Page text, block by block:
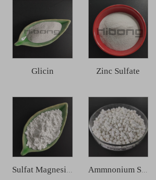
Glicin Zinc Sulfate
Ammnonium Sulfat